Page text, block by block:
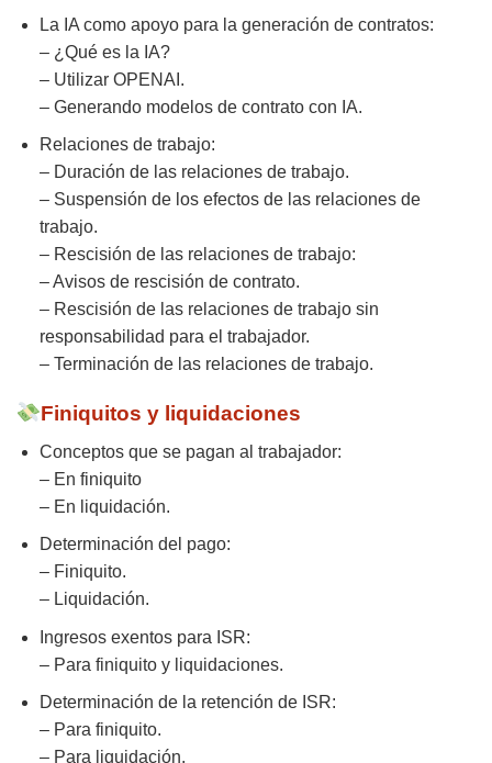
La IA como apoyo para la generación de contratos:
– ¿Qué es la IA?
– Utilizar OPENAI.
– Generando modelos de contrato con IA.
Relaciones de trabajo:
– Duración de las relaciones de trabajo.
– Suspensión de los efectos de las relaciones de
trabajo.
– Rescisión de las relaciones de trabajo:
– Avisos de rescisión de contrato.
– Rescisión de las relaciones de trabajo sin
responsabilidad para el trabajador.
– Terminación de las relaciones de trabajo.
Finiquitos y liquidaciones
Conceptos que se pagan al trabajador:
– En finiquito
– En liquidación.
Determinación del pago:
– Finiquito.
– Liquidación.
Ingresos exentos para ISR:
– Para finiquito y liquidaciones.
Determinación de la retención de ISR:
– Para finiquito.
– Para liquidación.